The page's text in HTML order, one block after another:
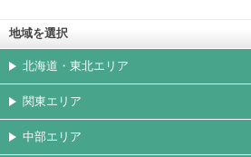
地域を選択
北海道・東北エリア
関東エリア
中部エリア